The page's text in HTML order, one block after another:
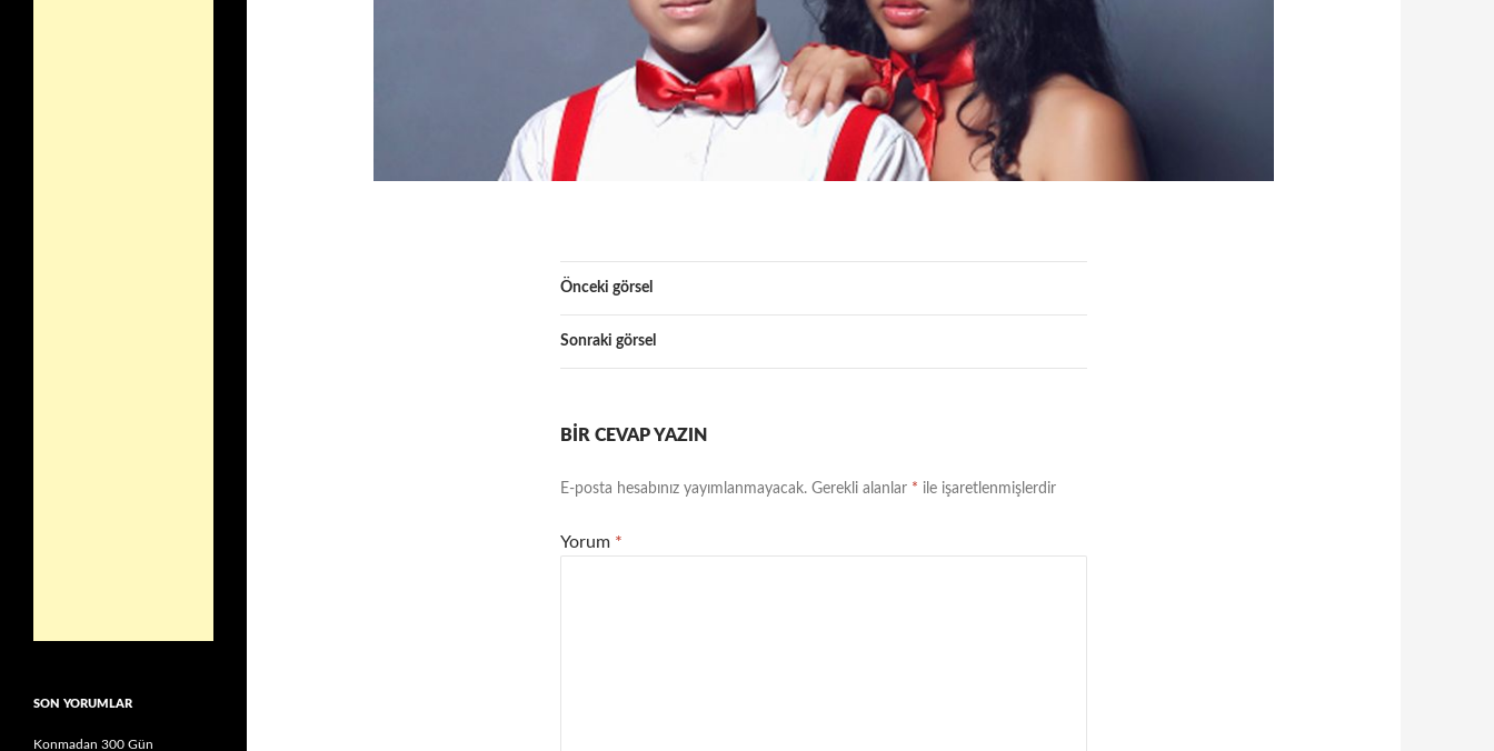
Önceki görsel
Sonraki görsel
BIR CEVAP YAZIN
E-posta hesabınız yayımlanmayacak. Gerekli alanlar * ile işaretlenmişlerdir
Yorum *
SON YORUMLAR
Konmadan 300 Gün